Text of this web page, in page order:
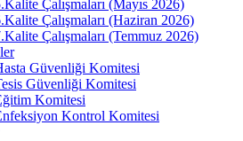
Çalışmaları (Mayıs 2026)
Çalışmaları (Haziran 2026)
Çalışmaları (Temmuz 2026)
Güvenliği Komitesi
Güvenliği Komitesi
Komitesi
Kontrol Komitesi